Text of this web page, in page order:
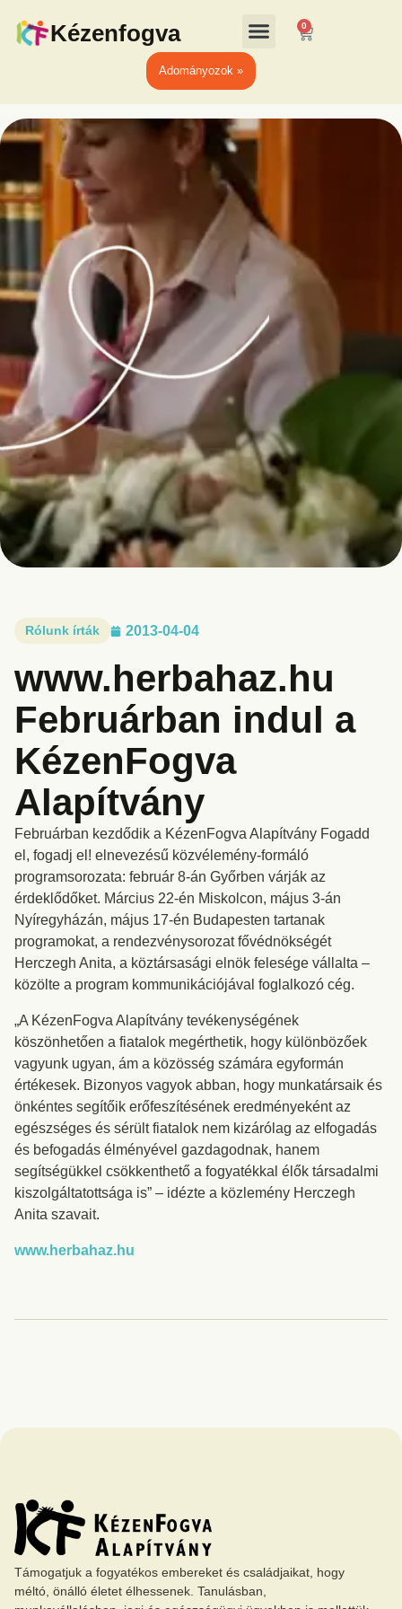
Kézenfogva 0
Adományozok »
Rólunk írták 2013-04-04
www.herbahaz.hu
Februárban indul a
KézenFogva
Alapítvány
Februárban kezdődik a KézenFogva Alapítvány Fogadd
el, fogadj el! elnevezésű közvélemény-formáló
programsorozata: február 8-án Győrben várják az
érdeklődőket. Március 22-én Miskolcon, május 3-án
Nyíregyházán, május 17-én Budapesten tartanak
programokat, a rendezvénysorozat fővédnökségét
Herczegh Anita, a köztársasági elnök felesége vállalta –
közölte a program kommunikációjával foglalkozó cég.
„A KézenFogva Alapítvány tevékenységének
köszönhetően a fiatalok megérthetik, hogy különbözőek
vagyunk ugyan, ám a közösség számára egyformán
értékesek. Bizonyos vagyok abban, hogy munkatársaik és
önkéntes segítőik erőfeszítésének eredményeként az
egészséges és sérült fiatalok nem kizárólag az elfogadás
és befogadás élményével gazdagodnak, hanem
segítségükkel csökkenthető a fogyatékkal élők társadalmi
kiszolgáltatottsága is” – idézte a közlemény Herczegh
Anita szavait.
www.herbahaz.hu
Támogatjuk a fogyatékos embereket és családjaikat, hogy
méltó, önálló életet élhessenek. Tanulásban,